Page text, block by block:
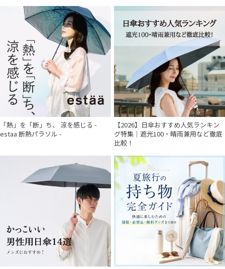
「熱」を「断」ち、 涼を感じる -
estaa 断熱パラソル -
【2026】日傘おすすめ人気ランキン
グ特集｜遮光100・晴雨兼用など徹底
比較！